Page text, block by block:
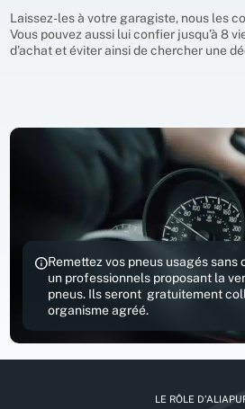
Laissez-les à votre garagiste, nous les
Vous pouvez aussi lui confier jusqu’à 8
d’achat et éviter ainsi de chercher une
Remettez vos pneus usagés sans
un professionnels proposant la
pneus. Ils seront gratuitement
organisme agréé.
LE RÔLE